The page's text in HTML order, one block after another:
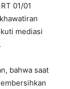
01/01
mediasi
bahwa saat